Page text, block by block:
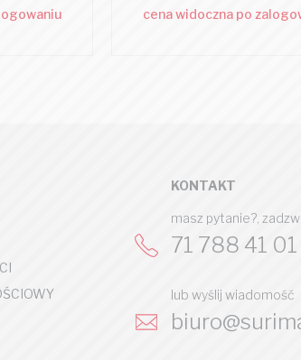
cena widoczna po
KONTAKT
masz pytanie?,
71 788 41 01
lub wyślij wiadomość